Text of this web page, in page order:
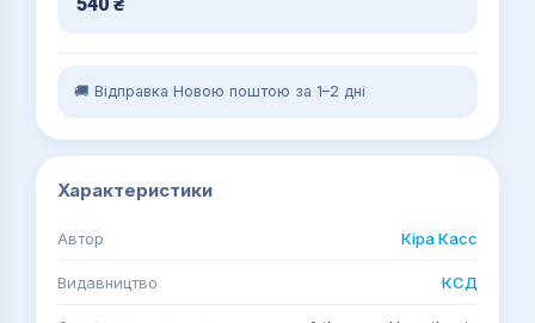
🚚 Відправка Новою поштою за 1–2 дні
Характеристики
Автор Кіра Касс
Видавництво КСД